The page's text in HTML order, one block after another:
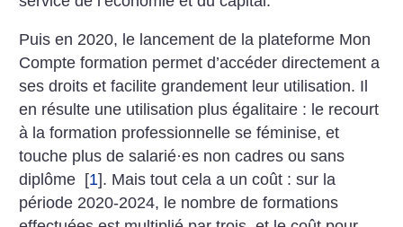
Puis en 2020, le lancement de la plateforme Mon
Compte formation permet d’accéder directement a
ses droits et facilite grandement leur utilisation. Il
en résulte une utilisation plus égalitaire : le recourt
à la formation professionnelle se féminise, et
touche plus de salarié·es non cadres ou sans
diplôme [1]. Mais tout cela a un coût : sur la
période 2020-2024, le nombre de formations